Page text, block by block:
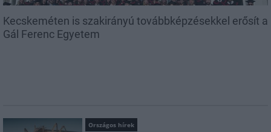
Kecskeméten is szakirányú továbbképzésekkel erősít a
Gál Ferenc Egyetem
Országos hírek